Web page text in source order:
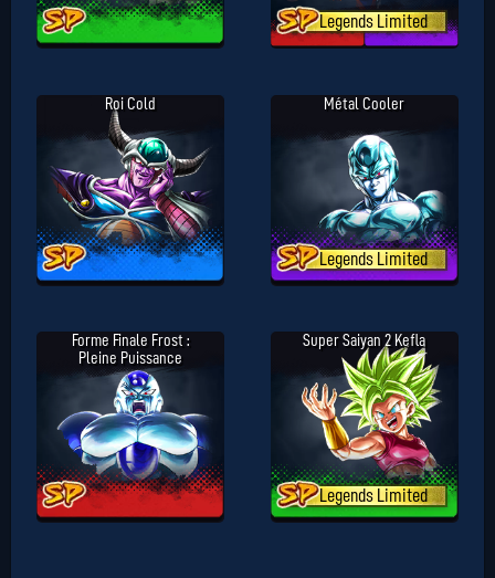
Legends Limited
Roi Cold Métal Cooler
Legends Limited
Forme Finale Frost :
Pleine Puissance
Super Saiyan 2 Kefla
Legends Limited